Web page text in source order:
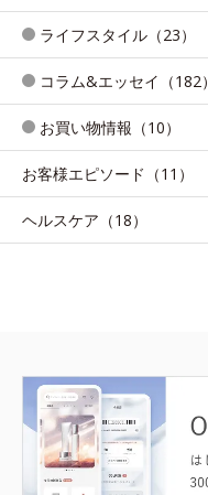
ライフスタイル（23）
コラム&エッセイ（182）
お買い物情報（10）
お客様エピソード（11）
ヘルスケア（18）